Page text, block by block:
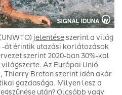
jelentéseszerint a világ
-át érintik utazási korlátozások
szerint 2020-ban 30%-kal
Az Európai Unió
Breton szerint idén akár
gazdasága. Milyen lesz a
után? Olcsóbb vagy